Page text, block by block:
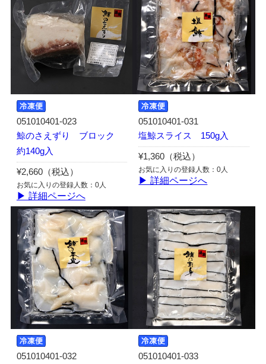
051010401-023
鯨のさえずり ブロック
約140g入
¥2,660（税込）
お気に入りの登録人数：0人
▶ 詳細ページへ
051010401-031
塩鯨スライス 150g入
¥1,360（税込）
お気に入りの登録人数：0人
▶ 詳細ページへ
051010401-032
051010401-033